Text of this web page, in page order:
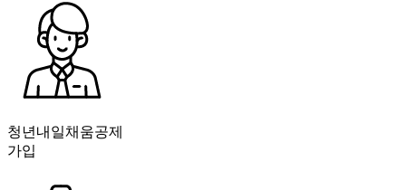
청년내일채움공제
가입